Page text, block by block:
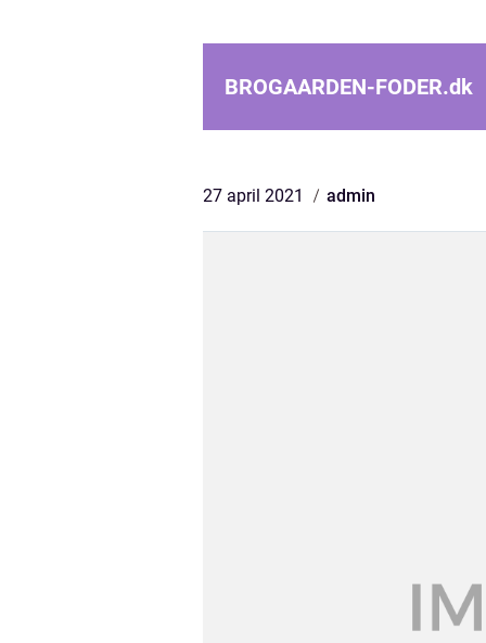
BROGAARDEN-FODER.dk
27 april 2021 admin